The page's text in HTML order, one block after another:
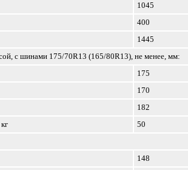
1045
400
1445
с шинами 175/70R13 (165/80R13), не менее, мм:
175
170
182
50
148